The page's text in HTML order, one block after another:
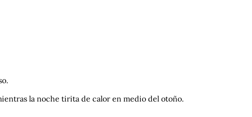
la noche tirita de calor en medio del otoño.